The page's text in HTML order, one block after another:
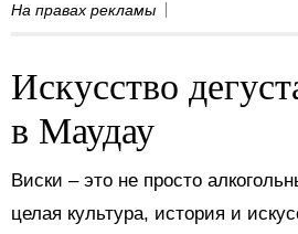
На правах рекламы
Искусство
в Маудау
Виски – это не просто
целая культура, история и